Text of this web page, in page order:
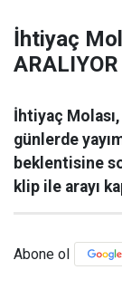
İhtiyaç
ARALIYOR
İhtiyaç
günlerde
beklentisine
klip ile arayı
Abone ol